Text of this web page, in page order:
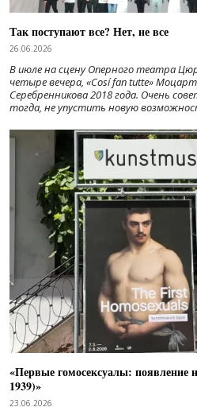
Так поступают все? Нет, не все
26.06.2026
В июле на сцену Оперного театра
четыре вечера, «Cosí fan tutte»
Серебренникова 2018 года. Очень
тогда, не упустить новую
«Первые гомосексуалы: появление
1939)»
23.06.2026